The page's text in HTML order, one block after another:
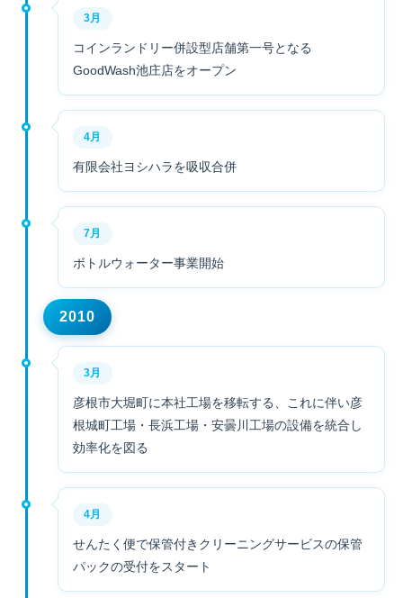
3月
コインランドリー併設型店舗第一号となる
GoodWash池庄店をオープン
4月
有限会社ヨシハラを吸収合併
7月
ボトルウォーター事業開始
2010
3月
彦根市大堀町に本社工場を移転する、これに伴い彦
根城町工場・長浜工場・安曇川工場の設備を統合し
効率化を図る
4月
せんたく便で保管付きクリーニングサービスの保管
パックの受付をスタート